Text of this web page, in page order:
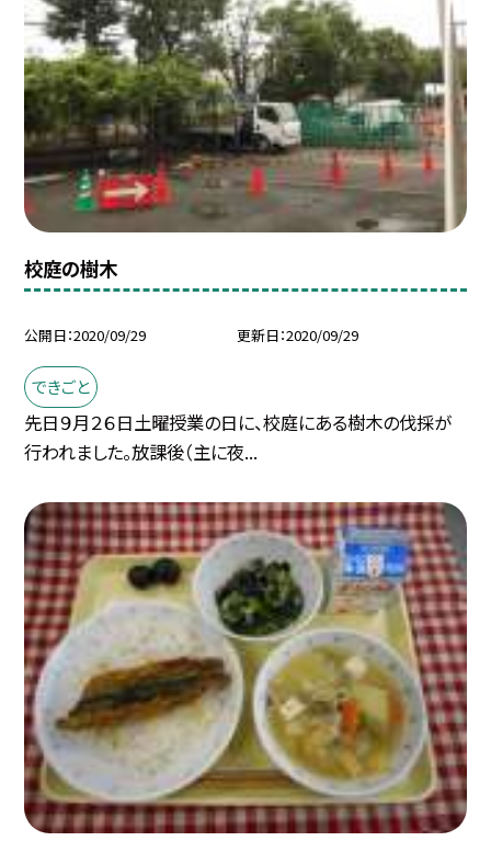
校庭の樹木
公開日 2020/09/29 更新日 2020/09/29
できごと
先日９月２６日土曜授業の日に、校庭にある樹木の伐採が
行われました。放課後（主に夜...